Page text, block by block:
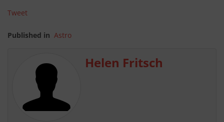
Tweet
Published in Astro
Helen Fritsch